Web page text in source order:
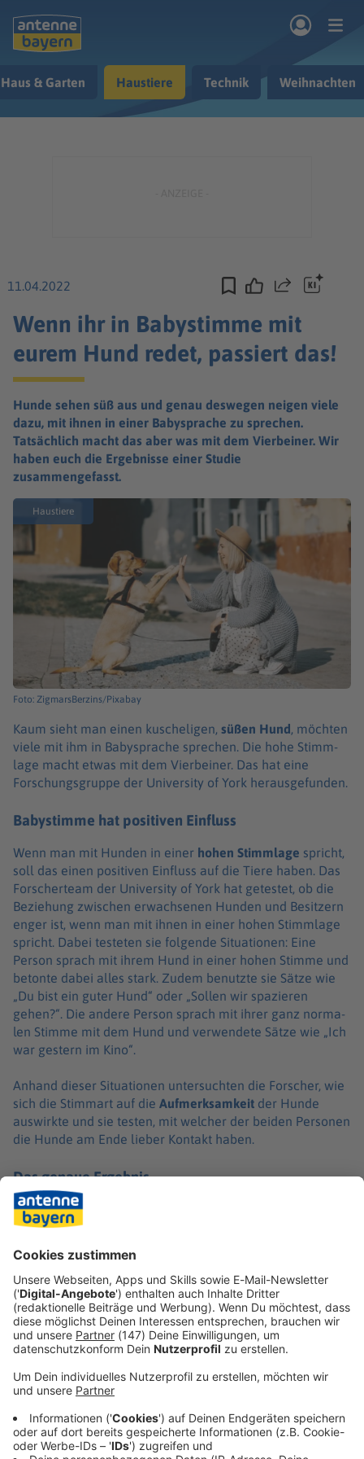
Nachrichten Ratgeber
Haus & Garten Haustiere Technik Weihnachten
11.04.2022 Teilen
Wenn ihr in Babystimme mit
eurem Hund redet, passiert das!
Hunde sehen süß aus und genau deswegen neigen viele
dazu, mit ihnen in einer Babysprache zu sprechen.
Tatsächlich macht das aber was mit dem Vierbeiner. Wir
haben euch die Ergebnisse einer Studie
zusammengefasst.
Haustiere
Foto: ZigmarsBerzins/Pixabay
Kaum sieht man einen kusche­li­gen, süßen Hund, möch­ten
viele mit ihm in Baby­spra­che spre­chen. Die hohe Stimm­
lage macht etwas mit dem Vier­bei­ner. Das hat eine
Forschungs­gruppe der Univer­sity of York heraus­ge­fun­den.
Babystimme hat positiven Einfluss
Wenn man mit Hunden in einer hohen Stimm­lage spricht,
soll das einen posi­ti­ven Einfluss auf die Tiere haben. Das
Forscher­team der Univer­sity of York hat getes­tet, ob die
Bezie­hung zwischen erwach­se­nen Hunden und Besit­zern
enger ist, wenn man mit ihnen in einer hohen Stimm­lage
spricht. Dabei teste­ten sie folgende Situa­ti­o­nen: Eine
Person sprach mit ihrem Hund in einer hohen Stimme und
betonte dabei alles stark. Zudem benutzte sie Sätze wie
„Du bist ein guter Hund“ oder „Sol­len wir spazie­ren
gehen?“. Die andere Person sprach mit ihrer ganz norma­
len Stimme mit dem Hund und verwen­dete Sätze wie „Ich
war gestern im Kino“.
Anhand dieser Situa­ti­o­nen unter­such­ten die Forscher, wie
sich die Stim­mart auf die Aufmerk­sam­keit der Hunde
auswirkte und sie testen, mit welcher der beiden Perso­nen
die Hunde am Ende lieber Kontakt haben.
Das genaue Ergebnis
Tatsäch­lich wollen Hunde lieber mit den Menschen Zeit
verbrin­gen, die sie mit hoher Stimme ganz direkt anspre­
Hier könnt ihr die gesamte Studie nach­le­sen.